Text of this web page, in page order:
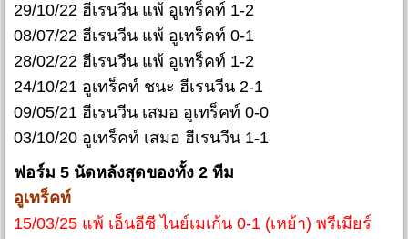
29/10/22 ฮีเรนวีน แพ้ อูเทร็คท์ 1-2
08/07/22 ฮีเรนวีน แพ้ อูเทร็คท์ 0-1
28/02/22 ฮีเรนวีน แพ้ อูเทร็คท์ 1-2
24/10/21 อูเทร็คท์ ชนะ ฮีเรนวีน 2-1
09/05/21 ฮีเรนวีน เสมอ อูเทร็คท์ 0-0
03/10/20 อูเทร็คท์ เสมอ ฮีเรนวีน 1-1
ฟอร์ม 5 นัดหลังสุดของทั้ง 2 ทีม
อูเทร็คท์
15/03/25 แพ้ เอ็นอีซี ไนย์เมเก้น 0-1 (เหย้า) พรีเมียร์